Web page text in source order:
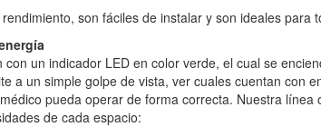
son fáciles de instalar y son ideales para
un indicador LED en color verde, el cual se
a un simple golpe de vista, ver cuales cuentan con
pueda operar de forma correcta. Nuestra línea
de cada espacio: